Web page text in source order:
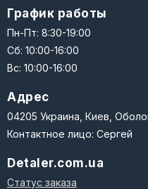
График работы
Пн-Пт: 8:30-19:00
Сб: 10:00-16:00
Вс: 10:00-16:00
Адрес
04205 Украина, Киев,
Контактное лицо: Сергей
Detaler.com.ua
Статус заказа